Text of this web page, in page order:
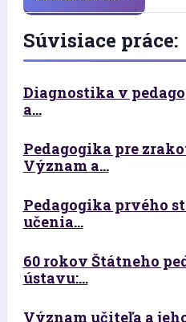
Súvisiace práce:
Diagnostika v
a...
Pedagogika pre
Význam a...
Pedagogika prvého
učenia...
60 rokov Štátneho
ústavu:...
Význam učiteľa a